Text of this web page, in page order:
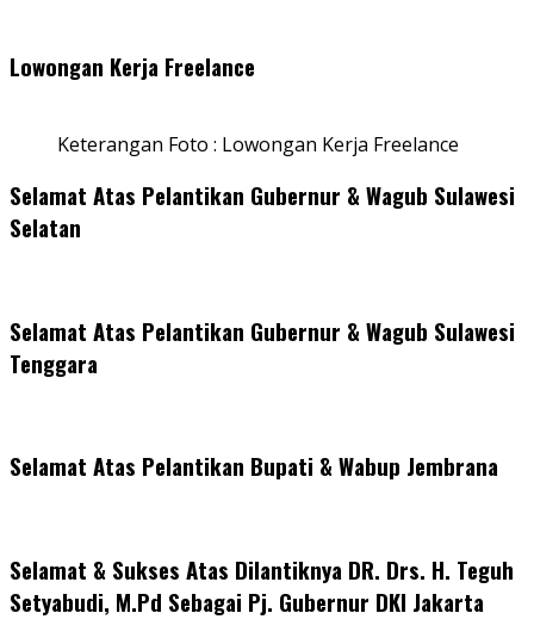
Lowongan Kerja Freelance
Keterangan Foto : Lowongan Kerja Freelance
Selamat Atas Pelantikan Gubernur & Wagub Sulawesi
Selatan
Selamat Atas Pelantikan Gubernur & Wagub Sulawesi
Tenggara
Selamat Atas Pelantikan Bupati & Wabup Jembrana
Selamat & Sukses Atas Dilantiknya DR. Drs. H. Teguh
Setyabudi, M.Pd Sebagai Pj. Gubernur DKI Jakarta